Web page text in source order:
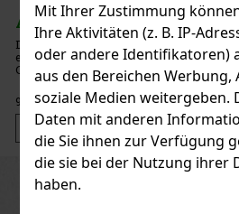
Mit Ihrer Zustimmung
Ihre Aktivitäten (z. B. IP-
oder andere Identifikatoren)
aus den Bereichen Werbung,
soziale Medien weitergeben.
Daten mit anderen
die Sie ihnen zur Verfügung
die sie bei der Nutzung ihrer
haben.
(> 5 st)
Tabakmischung in
Deckblatt und Umblatt ist
Aroma zeichnet sich durch deutliche
und Holz aus. Dieses Aroma wird